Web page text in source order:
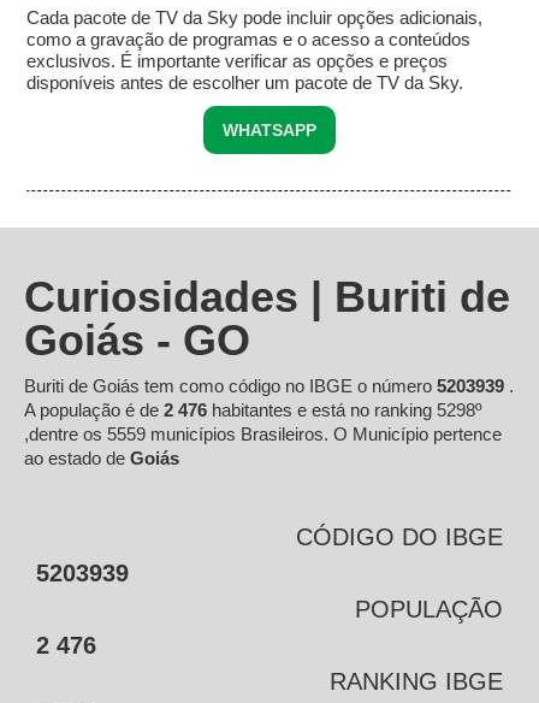
Cada pacote de TV da Sky pode incluir opções adicionais,
como a gravação de programas e o acesso a conteúdos
exclusivos. É importante verificar as opções e preços
disponíveis antes de escolher um pacote de TV da Sky.
WHATSAPP
Curiosidades | Buriti de
Goiás - GO
Buriti de Goiás tem como código no IBGE o número 5203939 .
A população é de 2 476 habitantes e está no ranking 5298º
,dentre os 5559 municípios Brasileiros. O Município pertence
ao estado de Goiás
CÓDIGO DO IBGE
5203939
POPULAÇÃO
2 476
RANKING IBGE